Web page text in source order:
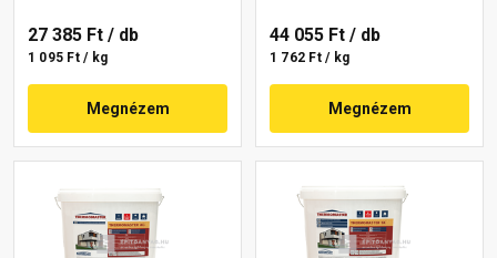
27 385 Ft / db
1 095 Ft / kg
Megnézem
44 055 Ft / db
1 762 Ft / kg
Megnézem